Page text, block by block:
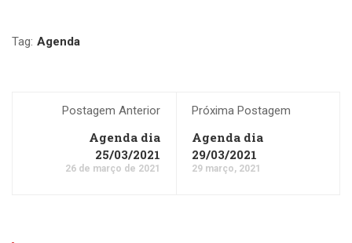
Tag: Agenda
Postagem Anterior
Agenda dia
25/03/2021
26 de março de 2021
Próxima Postagem
Agenda dia
29/03/2021
29 março, 2021